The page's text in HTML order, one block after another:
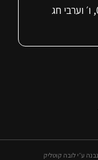
שעות פתיחה: א-ה 09:00-19:00, ו׳ וערבי חג